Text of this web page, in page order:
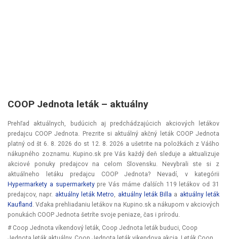
COOP Jednota leták –⁠ aktuálny
Prehľad aktuálnych, budúcich aj predchádzajúcich akciových letákov
predajcu COOP Jednota. Prezrite si aktuálný akčný leták COOP Jednota
platný odšt 6. 8. 2026 do st 12. 8. 2026 a ušetrite na položkách z Vášho
nákupného zoznamu. Kupino.sk pre Vás každý deň sleduje a aktualizuje
akciové ponuky predajcov na celom Slovensku. Nevybrali ste si z
aktuálneho letáku predajcu COOP Jednota? Nevadí, v kategórii
Hypermarkety a supermarketypre Vás máme ďalších 119 letákov od 31
predajcov, napr. aktuálny leták Metro aktuálny leták Billa a aktuálny leták
Kaufland . Vďaka prehliadaniu letákov na Kupino.sk a nákupom v akciových
ponukách COOP Jednota šetríte svoje peniaze, čas i prírodu.
# Coop Jednota víkendový leták, Coop Jednota leták buduci, Coop